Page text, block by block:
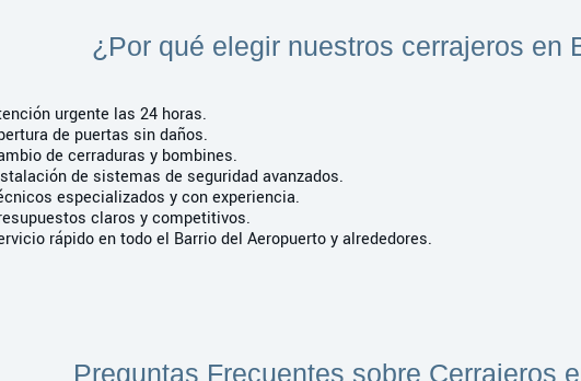
¿Por qué elegir nuestros cerrajeros en
urgente las 24 horas.
de puertas sin daños.
de cerraduras y bombines.
de sistemas de seguridad avanzados.
especializados y con experiencia.
claros y competitivos.
rápido en todo el Barrio del Aeropuerto y alrededores.
Preguntas Frecuentes sobre Cerrajeros